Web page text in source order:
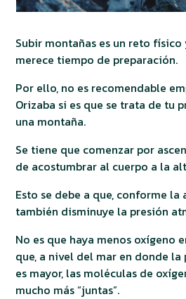
Subir montañas es un reto
merece tiempo de preparación.
Por ello, no es recomendable
Orizaba si es que se trata de tu
una montaña.
Se tiene que comenzar por
de acostumbrar al cuerpo a la
Esto se debe a que, conforme
también disminuye la presión
No es que haya menos oxígeno
que, a nivel del mar en donde
es mayor, las moléculas de
mucho más “juntas”.